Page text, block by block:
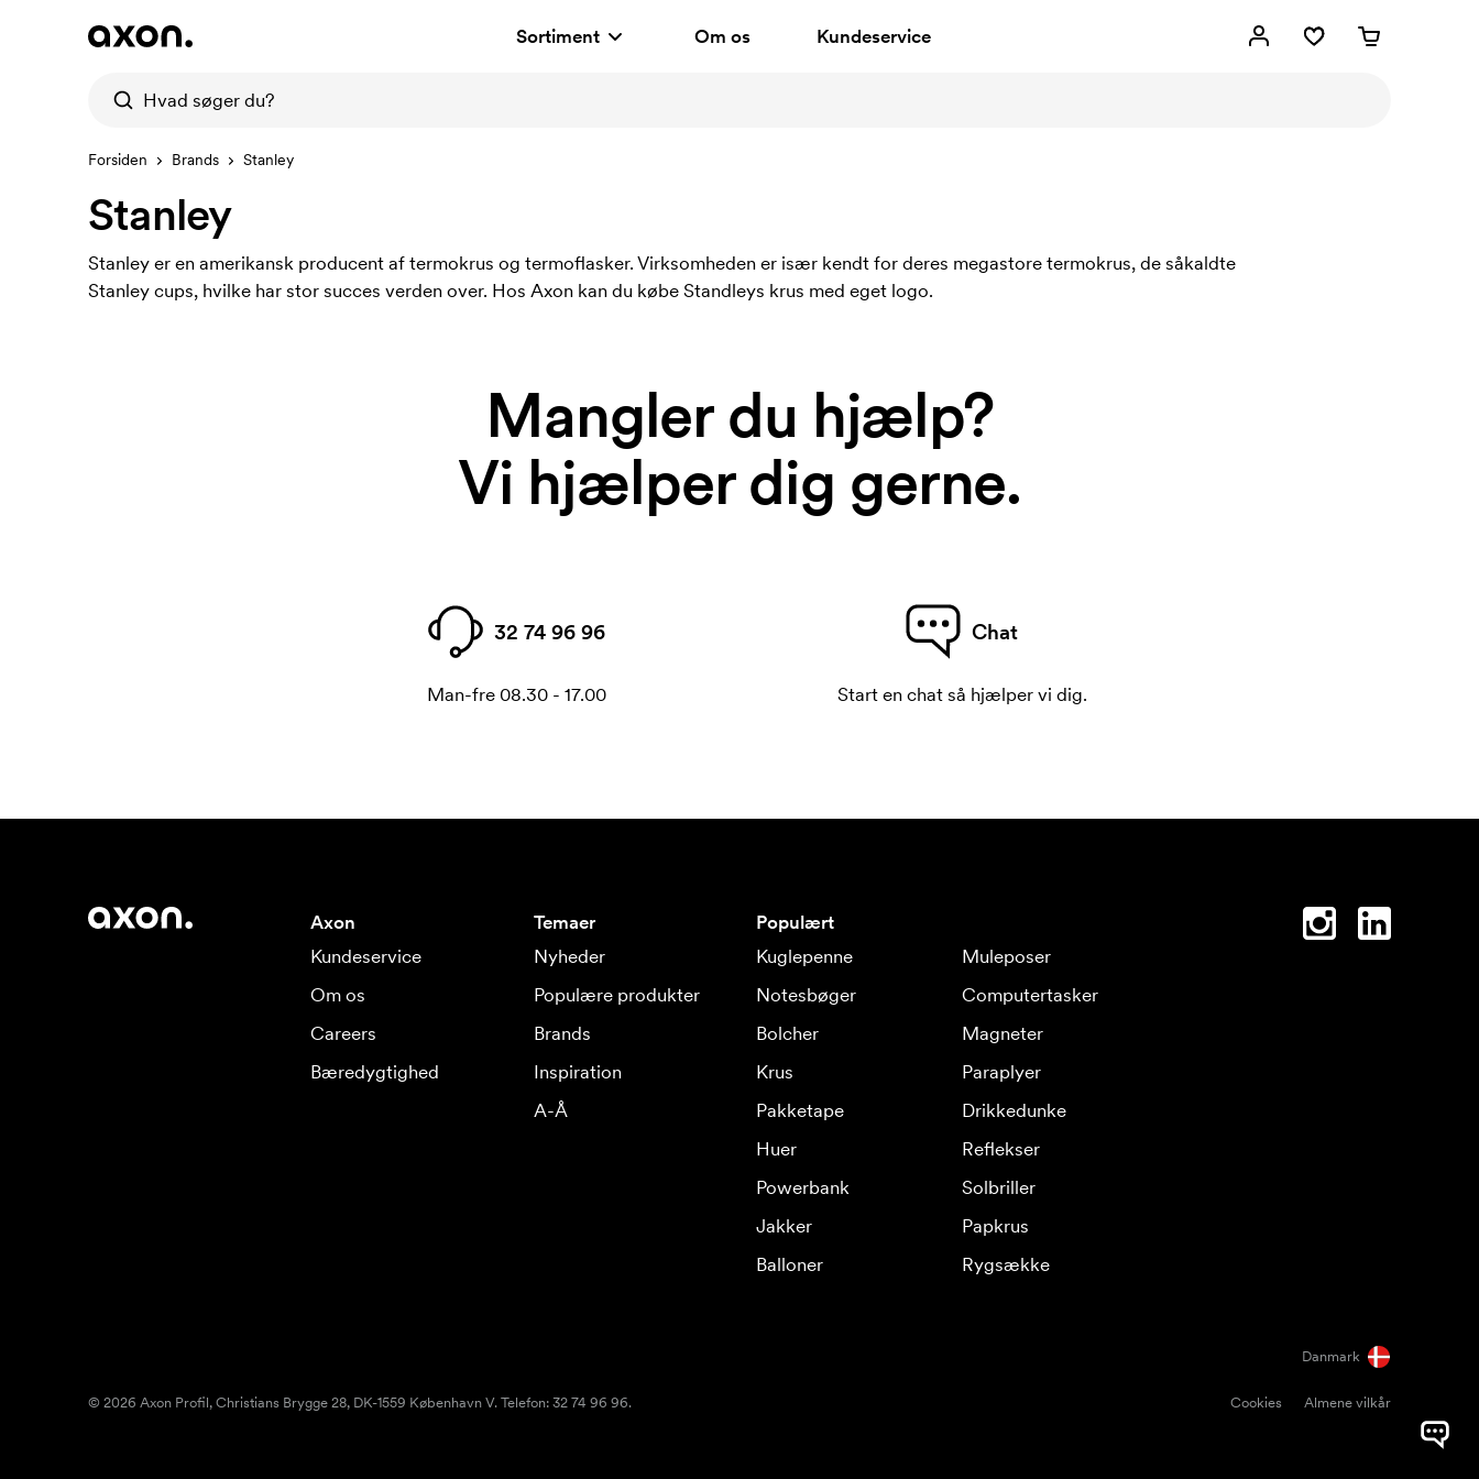
Sortiment Om os Kundeservice
Forsiden Brands Stanley
Stanley
Stanley er en amerikansk producent af termokrus og termoflasker. Virksomheden er især kendt for deres megastore termokrus, de såkaldte
Stanley cups, hvilke har stor succes verden over. Hos Axon kan du købe Standleys krus med eget logo.
Mangler du hjælp?
Vi hjælper dig gerne.
32 74 96 96
Man-fre 08.30 - 17.00
Chat
Start en chat så hjælper vi dig.
Axon
Kundeservice
Om os
Careers
Bæredygtighed
Temaer
Nyheder
Populære produkter
Brands
Inspiration
A-Å
Populært
Kuglepenne
Muleposer
Notesbøger
Computertasker
Bolcher
Magneter
Krus
Paraplyer
Pakketape
Drikkedunke
Huer
Reflekser
Powerbank
Solbriller
Jakker
Papkrus
Balloner
Rygsække
Danmark
Cookies Almene vilkår
© 2026 Axon Profil, Christians Brygge 28, DK-1559 København V. Telefon: 32 74 96 96.